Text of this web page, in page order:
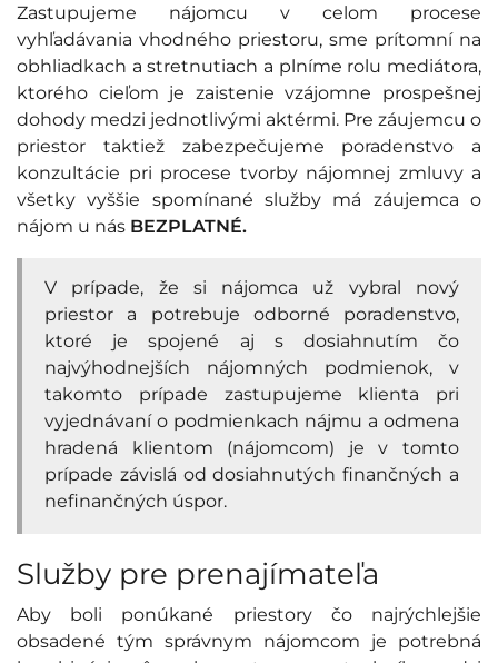
Zastupujeme nájomcu v celom procese
vyhľadávania vhodného priestoru, sme prítomní na
obhliadkach a stretnutiach a plníme rolu mediátora,
ktorého cieľom je zaistenie vzájomne prospešnej
dohody medzi jednotlivými aktérmi. Pre záujemcu o
priestor taktiež zabezpečujeme poradenstvo a
konzultácie pri procese tvorby nájomnej zmluvy a
všetky vyššie spomínané služby má záujemca o
nájom u nás BEZPLATNÉ.
V prípade, že si nájomca už vybral nový
priestor a potrebuje odborné poradenstvo,
ktoré je spojené aj s dosiahnutím čo
najvýhodnejších nájomných podmienok, v
takomto prípade zastupujeme klienta pri
vyjednávaní o podmienkach nájmu a odmena
hradená klientom (nájomcom) je v tomto
prípade závislá od dosiahnutých finančných a
nefinančných úspor.
Služby pre prenajímateľa
Aby boli ponúkané priestory čo najrýchlejšie
obsadené tým správnym nájomcom je potrebná